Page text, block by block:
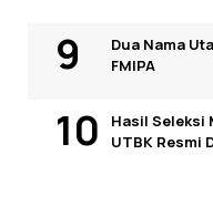
Dua Nama
FMIPA
Hasil Seleksi
UTBK Resmi